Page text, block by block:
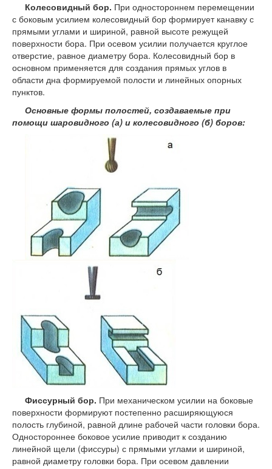
Колесовидный бор. При одностороннем перемещении
с боковым усилием колесовидный бор формирует канавку с
прямыми углами и шириной, равной высоте режущей
поверхности бора. При осевом усилии получается круглое
отверстие, равное диаметру бора. Колесовидный бор в
основном применяется для создания прямых углов в
области дна формируемой полости и линейных опорных
пунктов.
Основные формы полостей, создаваемые при
помощи шаровидного (а) и колесовидного (б) боров:
Фиссурный бор. При механическом усилии на боковые
поверхности формируют постепенно расширяющуюся
полость глубиной, равной длине рабочей части головки бора.
Одностороннее боковое усилие приводит к созданию
линейной щели (фиссуры) с прямыми углами и шириной,
равной диаметру головки бора. При осевом давлении